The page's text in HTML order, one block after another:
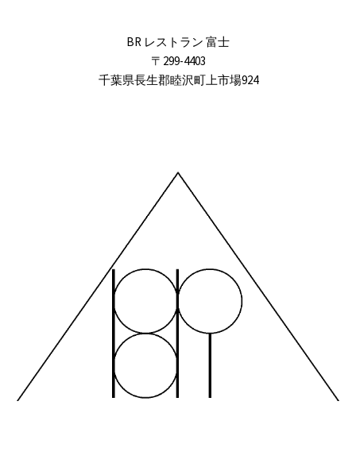
BR レストラン 富士
〒299-4403
千葉県長生郡睦沢町上市場924